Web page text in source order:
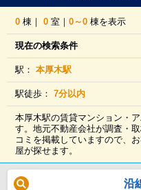
0 棟｜0 室｜0～0 棟を表示
現在の検索条件
駅：本厚木駅
駅徒歩：7分以内
本厚木駅の賃貸マンション・
す。地元不動産会社が調査・
コミを掲載していますので、
屋が探せます。
沿